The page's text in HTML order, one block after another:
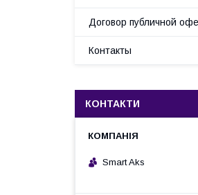
Договор публичной
Контакты
КОНТАКТИ
Smart Aks